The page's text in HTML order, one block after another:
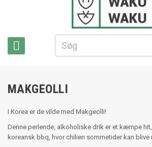

MAKGEOLLI
I Korea er de vilde med Makgeolli!
Denne perlende, alkoholiske drik er et kæmpe
koreansk bbq, hvor chilien sommetider kan blive